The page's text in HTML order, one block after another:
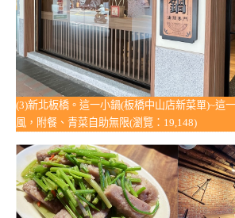
(3)新北板橋。這一小鍋(板橋中山店新菜單)~這
風，附餐、青菜自助無限(瀏覽：19,148)